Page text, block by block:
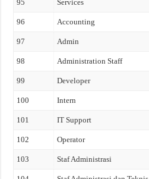
95 Services
96 Accounting
97 Admin
98 Administration Staff
99 Developer
100 Intern
101 IT Support
102 Operator
103 Staf Administrasi